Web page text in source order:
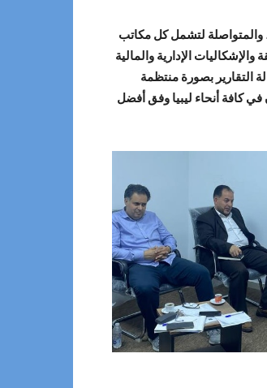
والمتواصلة لتشمل كل مكاتب
الإدارية والمالية
التقارير بصورة منتظمة
كافة أنحاء ليبيا وفق أفضل